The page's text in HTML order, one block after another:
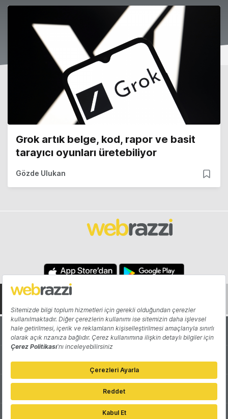
Grok artık belge, kod, rapor ve basit
tarayıcı oyunları üretebiliyor
Gözde Ulukan
Hakkında Yazarlar
Katkıda Bulun Reklam